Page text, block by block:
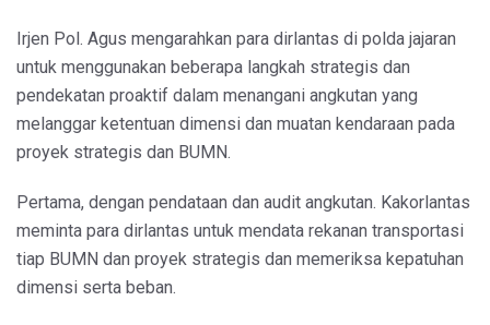
Irjen Pol. Agus mengarahkan para dirlantas di polda jajaran
untuk menggunakan beberapa langkah strategis dan
pendekatan proaktif dalam menangani angkutan yang
melanggar ketentuan dimensi dan muatan kendaraan pada
proyek strategis dan BUMN.
Pertama, dengan pendataan dan audit angkutan. Kakorlantas
meminta para dirlantas untuk mendata rekanan transportasi
tiap BUMN dan proyek strategis dan memeriksa kepatuhan
dimensi serta beban.